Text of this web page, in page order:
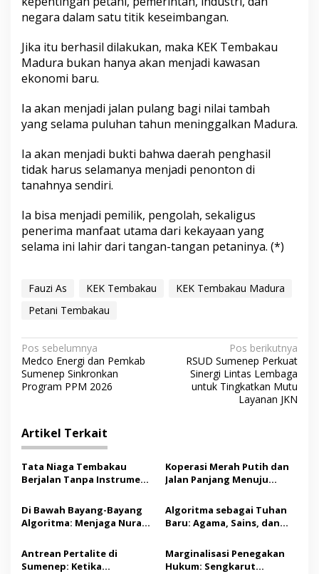
negara dalam satu titik keseimbangan.
Jika itu berhasil dilakukan, maka KEK Tembakau
Madura bukan hanya akan menjadi kawasan
ekonomi baru.
Ia akan menjadi jalan pulang bagi nilai tambah
yang selama puluhan tahun meninggalkan Madura.
Ia akan menjadi bukti bahwa daerah penghasil
tidak harus selamanya menjadi penonton di
tanahnya sendiri.
Ia bisa menjadi pemilik, pengolah, sekaligus
penerima manfaat utama dari kekayaan yang
selama ini lahir dari tangan-tangan petaninya. (*)
Fauzi As KEK Tembakau
KEK Tembakau Madura
Petani Tembakau
N
a
v
g
a
s
i
p
o
s
Pos sebelumnya
Medco Energi dan Pemkab
Sumenep Sinkronkan
Program PPM 2026
Pos berikutnya
RSUD Sumenep Perkuat
Sinergi Lintas Lembaga
untuk Tingkatkan Mutu
Layanan JKN
Artikel Terkait
Tata Niaga Tembakau
Berjalan Tanpa Instrumen,
kepada Petani?
Koperasi Merah Putih dan
Jalan Panjang Menuju
Di Bawah Bayang-Bayang
Algoritma: Menjaga Nurani
Kecerdasan Buatan
Algoritma sebagai Tuhan
Baru: Agama, Sains, dan
Antrean Pertalite di
Sumenep: Ketika
Marginalisasi Penegakan
Hukum: Sengkarut